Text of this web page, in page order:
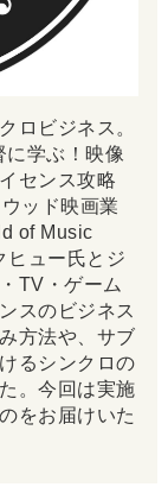
ロビジネス。
に学ぶ！映像
センス攻略
ッド映画業
of Music
ヒュー氏とジ
TV・ゲーム
スのビジネス
方法や、サブ
るシンクロの
。今回は実施
をお届けいた